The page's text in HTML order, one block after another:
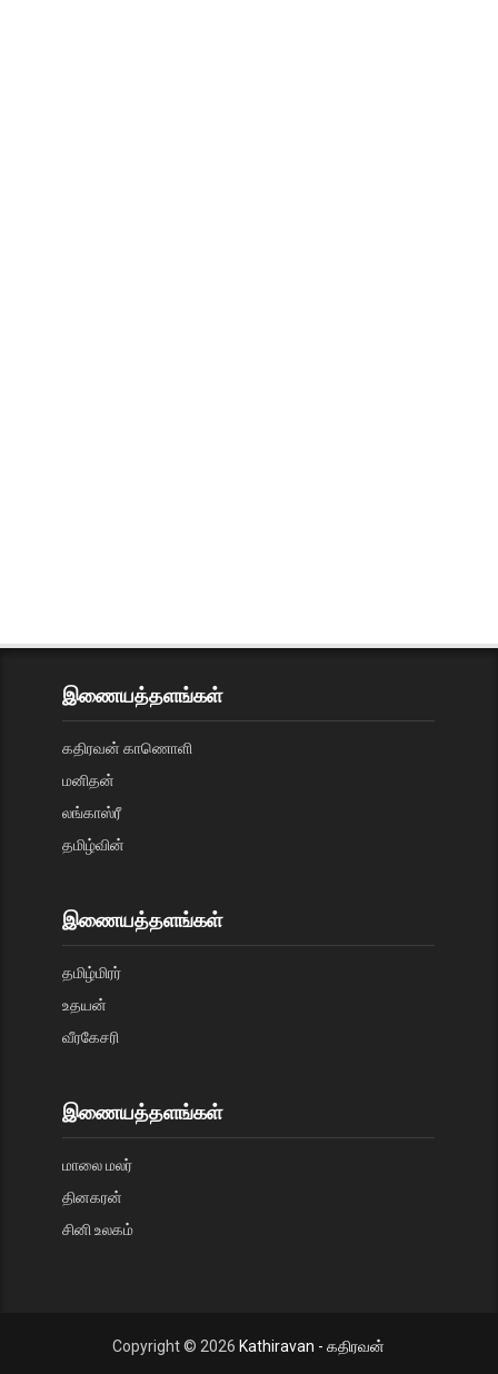
இணையத்தளங்கள்
கதிரவன் காணொளி
மனிதன்
லங்காஸ்ரீ
தமிழ்வின்
இணையத்தளங்கள்
தமிழ்மிரர்
உதயன்
வீரகேசரி
இணையத்தளங்கள்
மாலை மலர்
தினகரன்
சினி உலகம்
Copyright © 2026 Kathiravan - கதிரவன்